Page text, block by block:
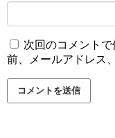
次回のコメント
前、メールアドレス